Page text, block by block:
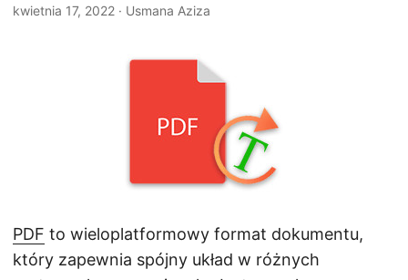
i
kwietnia 17, 2022 · Usmana Aziza
PDF to wieloplatformowy format dokumentu,
który zapewnia spójny układ w różnych